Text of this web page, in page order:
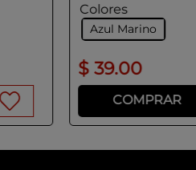
Colores
Azul Marino
$ 39.00
COMPRAR